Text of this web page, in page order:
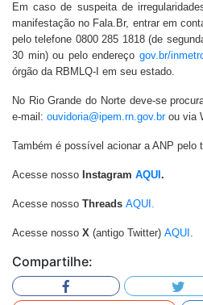
Em caso de suspeita de
manifestação no Fala.Br, entrar em
pelo telefone 0800 285 1818 (de
30 min) ou pelo endereço gov.br/
órgão da RBMLQ-I em seu estado.
No Rio Grande do Norte deve-se
e-mail: ouvidoria@ipem.rn.gov.brou via
Também é possível acionar a ANP pelo
Acesse nosso Instagram AQUI .
Acesse nosso Threads AQUI.
Acesse nosso X (antigo Twitter) AQUI .
Compartilhe: